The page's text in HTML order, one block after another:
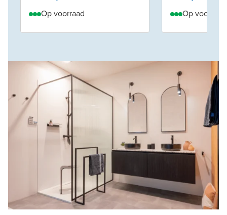
Op voorraad Op voorraad